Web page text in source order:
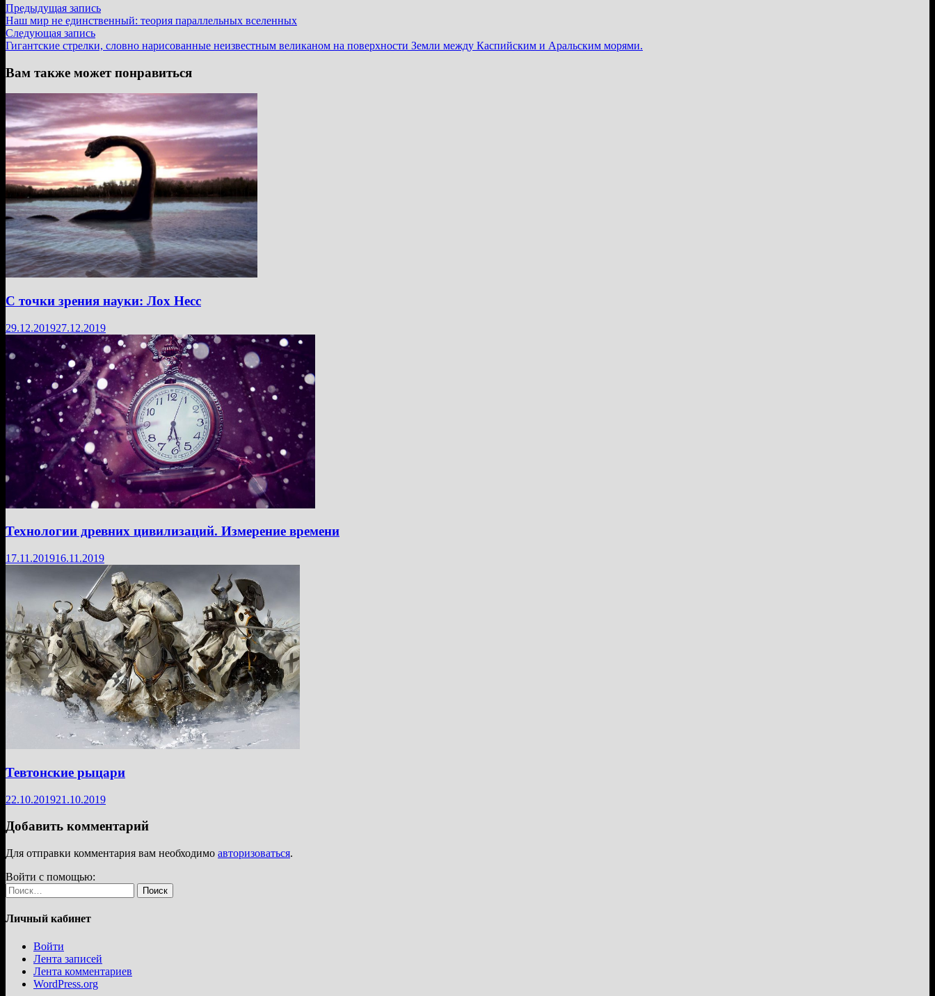
Навигация
по
записям
Предыдущая записьПредыдущая
запись:
Наш мир не единственный: теория параллельных вселенных
Следующая записьСледующая
запись:
Гигантские стрелки, словно нарисованные неизвестным великаном на поверхности Земли между Каспийским и Аральским морями.
Вам также может понравиться
С точки зрения науки: Лох Несс
29.12.201927.12.2019
Технологии древних цивилизаций. Измерение времени
17.11.201916.11.2019
Тевтонские рыцари
22.10.201921.10.2019
Добавить комментарий
Для отправки комментария вам необходимо авторизоваться.
Войти с помощью:
Найти:
Личный кабинет
Войти
Лента записей
Лента комментариев
WordPress.org